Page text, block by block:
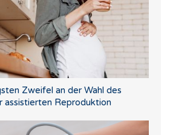
Zweifel an der Wahl des
assistierten Reproduktion